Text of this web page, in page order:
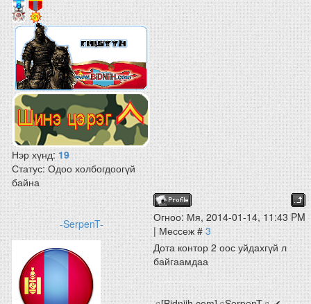
Нэр хүнд:19
Статус:Одоо холбогдоогүй
байна
-SerpenT-
Огноо: Мя, 2014-01-14, 11:43 PM
| Мессеж #3
Дота контор 2 оос уйдахгүй л
байгаамдаа